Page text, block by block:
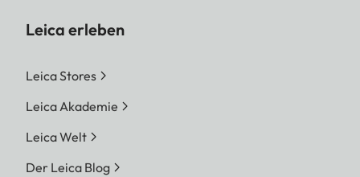
Leica erleben
Leica Stores
Leica Akademie
Leica Welt
Der Leica Blog